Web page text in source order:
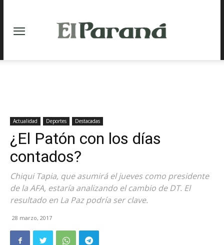
Actualidad Deportes Destacadas
¿El Patón con los días
contados?
Chiqui Tapia, que asumirá el jueves como presidente
de la AFA, estaría analizando el cambio de DT. El
resultado en La Paz podría ser clave.
28 marzo, 2017